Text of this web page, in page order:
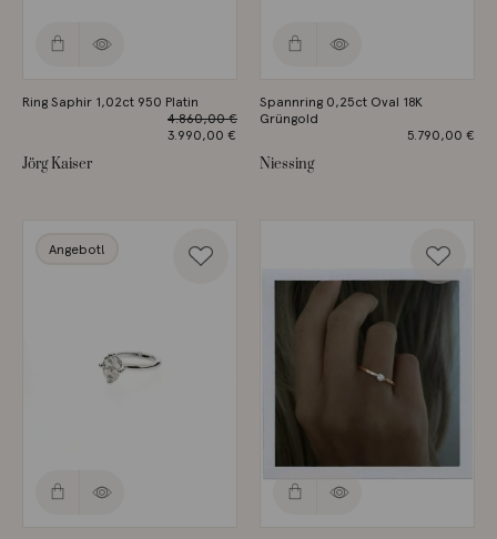
Ring Saphir 1,02ct 950 Platin
4.860,00€
Ursprünglicher
3.990,00 €
Jörg Kaiser
Spannring 0,25ct Oval 18K
Grüngold
5.790,00 €
Niessing
Angebot!